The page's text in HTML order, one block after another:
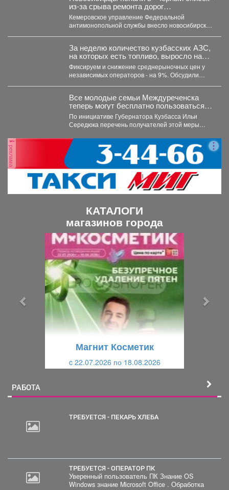
из‑за срыва ремонта дорог
Прокопьевска
Кемеровское управление Федеральной
антимонопольной службы внесло новосибирскую
За неделю количество кузбасских АЗС,
на которых есть топливо, выросло на
21,3%.
Фиксируем и снижение среднерыночных цен у
независимых операторов - на 9%. Обсудили
Все молодые семьи Междуреченска
теперь могут бесплатно пользоваться
предметами первой необходимости для
новорождённых.
По инициативе Губернатора Кузбасса Ильи
Середюка перечень получателей этой меры
реклама
КАТАЛОГИ
магазинов города
Магнит Косметик
c 22.07.2026 по 18.08.2026
РАБОТА
ТРЕБУЕТСЯ - ПЕКАРЬ ХЛЕБА
ТРЕБУЕТСЯ - ОПЕРАТОР ПК
Уверенный пользователь ПК Знание OS
Windows знание Microsoft Office . Обработка